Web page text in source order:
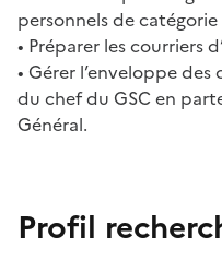
personnels de catégorie
• Préparer les courriers
• Gérer l’enveloppe
du chef du GSC en
Général.
Profil